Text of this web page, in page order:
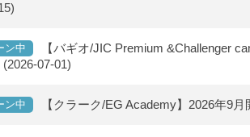
ン中
【バギオ/JIC Premium &Challenger
(2026-07-01)
ン中 【クラーク/EG Academy】2026年9